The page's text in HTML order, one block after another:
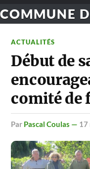
COMMUNE
ACTUALITÉS
Début de
comité de
par Pascal Coulas — 17